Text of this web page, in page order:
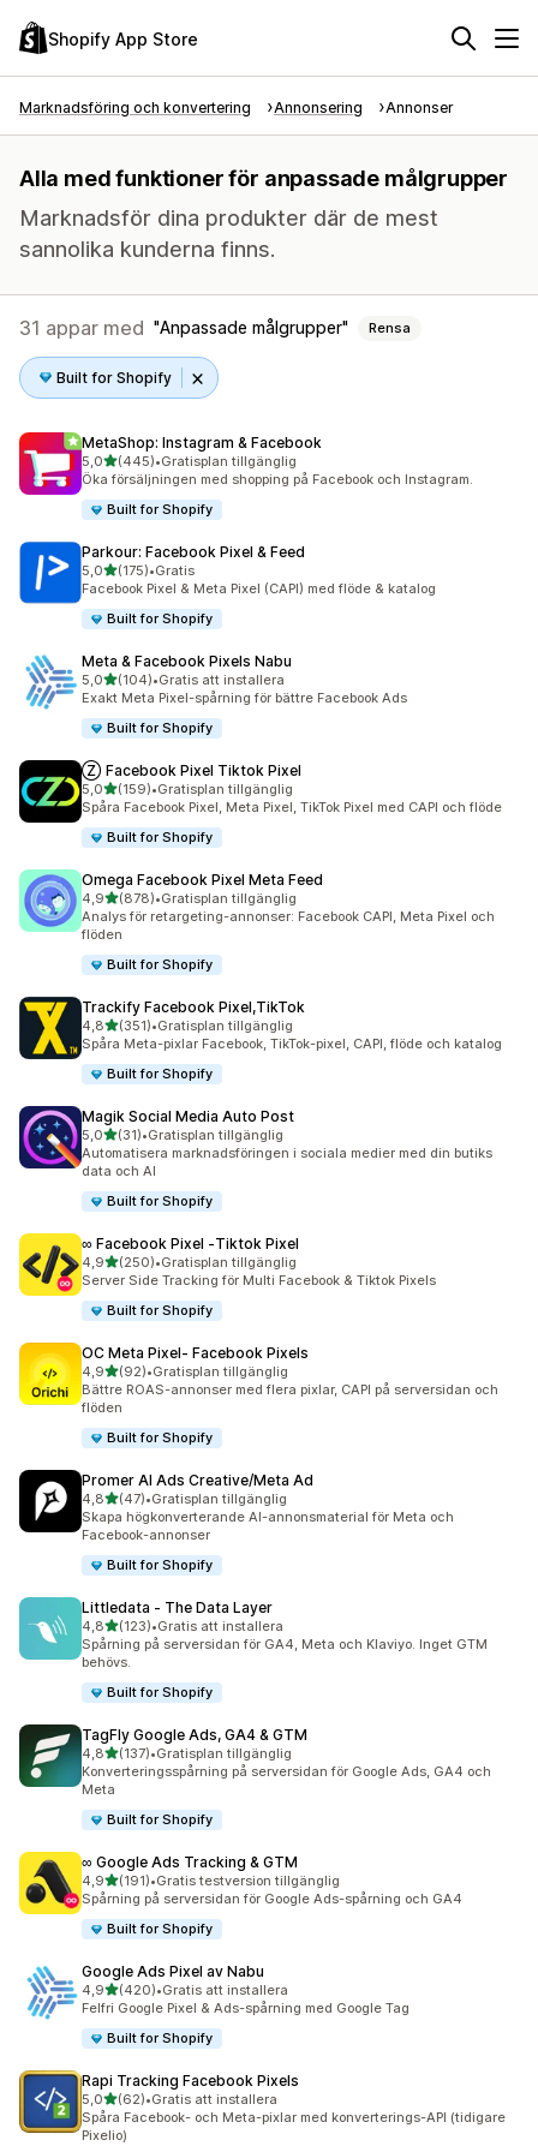
Shopify App Store
Marknadsföring och konvertering Annonsering Annonser
Alla med funktioner för anpassade målgrupper
Marknadsför dina produkter där de mest
sannolika kunderna finns.
31 appar med Anpassade målgrupper Rensa
Built for Shopify
MetaShop: Instagram & Facebook
5,0av 5 stjärnor
(445)
445 recensioner totalt
•Gratisplan tillgänglig
Öka försäljningen med shopping på Facebook och Instagram.
Built for Shopify
Parkour: Facebook Pixel & Feed
5,0av 5 stjärnor
(175)
175 recensioner totalt
•Gratis
Facebook Pixel & Meta Pixel (CAPI) med flöde & katalog
Built for Shopify
Meta & Facebook Pixels Nabu
5,0av 5 stjärnor
(104)
104 recensioner totalt
•Gratis att installera
Exakt Meta Pixel-spårning för bättre Facebook Ads
Built for Shopify
Ⓩ Facebook Pixel Tiktok Pixel
5,0av 5 stjärnor
(159)
159 recensioner totalt
•Gratisplan tillgänglig
Spåra Facebook Pixel, Meta Pixel, TikTok Pixel med CAPI och flöde
Built for Shopify
Omega Facebook Pixel Meta Feed
4,9av 5 stjärnor
(878)
878 recensioner totalt
•Gratisplan tillgänglig
Analys för retargeting-annonser: Facebook CAPI, Meta Pixel och
flöden
Built for Shopify
Trackify Facebook Pixel,TikTok
4,8av 5 stjärnor
(351)
351 recensioner totalt
•Gratisplan tillgänglig
Spåra Meta-pixlar Facebook, TikTok-pixel, CAPI, flöde och katalog
Built for Shopify
Magik Social Media Auto Post
5,0av 5 stjärnor
(31)
31 recensioner totalt
•Gratisplan tillgänglig
Automatisera marknadsföringen i sociala medier med din butiks
data och AI
Built for Shopify
∞ Facebook Pixel ‑Tiktok Pixel
4,9av 5 stjärnor
(250)
250 recensioner totalt
•Gratisplan tillgänglig
Server Side Tracking för Multi Facebook & Tiktok Pixels
Built for Shopify
OC Meta Pixel‑ Facebook Pixels
4,9av 5 stjärnor
(92)
92 recensioner totalt
•Gratisplan tillgänglig
Bättre ROAS-annonser med flera pixlar, CAPI på serversidan och
flöden
Built for Shopify
Promer AI Ads Creative/Meta Ad
4,8av 5 stjärnor
(47)
47 recensioner totalt
•Gratisplan tillgänglig
Skapa högkonverterande AI-annonsmaterial för Meta och
Facebook-annonser
Built for Shopify
Littledata ‑ The Data Layer
4,8av 5 stjärnor
(123)
123 recensioner totalt
•Gratis att installera
Spårning på serversidan för GA4, Meta och Klaviyo. Inget GTM
behövs.
Built for Shopify
TagFly Google Ads, GA4 & GTM
4,8av 5 stjärnor
(137)
137 recensioner totalt
•Gratisplan tillgänglig
Konverteringsspårning på serversidan för Google Ads, GA4 och
Meta
Built for Shopify
∞ Google Ads Tracking & GTM
4,9av 5 stjärnor
(191)
191 recensioner totalt
•Gratis testversion tillgänglig
Spårning på serversidan för Google Ads-spårning och GA4
Built for Shopify
Google Ads Pixel av Nabu
4,9av 5 stjärnor
(420)
420 recensioner totalt
•Gratis att installera
Felfri Google Pixel & Ads-spårning med Google Tag
Built for Shopify
Rapi Tracking Facebook Pixels
5,0av 5 stjärnor
(62)
62 recensioner totalt
•Gratis att installera
Spåra Facebook- och Meta-pixlar med konverterings-API (tidigare
Pixelio)